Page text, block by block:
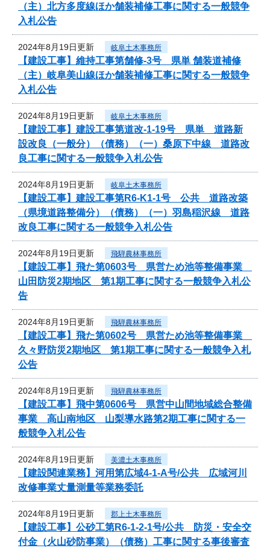
（主）北方多度線ほか舗装補修工事に関する一般競争
入札公告
2024年8月19日更新 岐阜土木事務所
【建設工事】維持工事第舗修-3号 県単 舗装道補修
（主）岐阜美山線ほか舗装補修工事に関する一般競争
入札公告
2024年8月19日更新 岐阜土木事務所
【建設工事】建設工事第道改-1-19号 県単 道路新
設改良（一般分）（債務）（一）桑原下中線 道路改
良工事に関する一般競争入札公告
2024年8月19日更新 岐阜土木事務所
【建設工事】建設工事第R6-K1-1号 公共 道路改築
（県境道路整備分）（債務）（一）羽島稲沢線 道路
改良工事に関する一般競争入札公告
2024年8月19日更新 飛騨農林事務所
【建設工事】飛た第0603号 県営ため池等整備事業
山田防災2期地区 第1期工事に関する一般競争入札公
告
2024年8月19日更新 飛騨農林事務所
【建設工事】飛た第0602号 県営ため池等整備事業
久々野防災2期地区 第1期工事に関する一般競争入札
公告
2024年8月19日更新 飛騨農林事務所
【建設工事】飛中第0606号 県営中山間地域総合整備
事業 高山南地区 山梨導水路第2期工事に関する一
般競争入札公告
2024年8月19日更新 美濃土木事務所
【建設関連業務】河用第広域4-1-A号/公共 広域河川
改修事業丈量測量等業務委託
2024年8月19日更新 郡上土木事務所
【建設工事】公砂工第R6-1-2-1号/公共 防災・安全交
付金（火山砂防事業）（債務）工事に関する事後審査